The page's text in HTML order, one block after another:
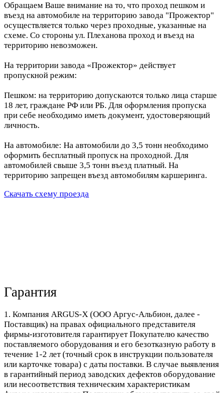
Обращаем Ваше внимание на то, что проход пешком и
въезд на автомобиле на территорию завода "Прожектор"
осуществляется только через проходные, указанные на
схеме. Со стороны ул. Плеханова проход и въезд на
территорию невозможен.
На территории завода «Прожектор» действует
пропускной режим:
Пешком: на территорию допускаются только лица старше
18 лет, граждане РФ или РБ. Для оформления пропуска
при себе необходимо иметь документ, удостоверяющий
личность.
На автомобиле: На автомобили до 3,5 тонн необходимо
оформить бесплатный пропуск на проходной. Для
автомобилей свыше 3,5 тонн въезд платный. На
территорию запрещен въезд автомобилям каршеринга.
Скачать схему проезда
Гарантия
1. Компания ARGUS-X (ООО Аргус-Альбион, далее -
Поставщик) на правах официального представителя
фирмы-изготовителя гарантирует Покупателю качество
поставляемого оборудования и его безотказную работу в
течение 1-2 лет (точный срок в инструкции пользователя
или карточке товара) с даты поставки. В случае выявления
в гарантийный период заводских дефектов оборудование
или несоответствия техническим характеристикам